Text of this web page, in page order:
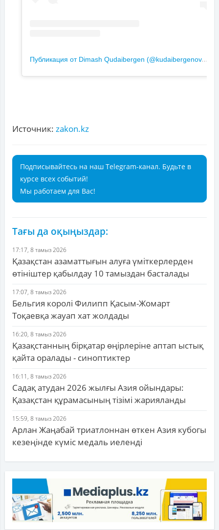
П
убликация от Dimash Qudaibergen (@kudaibergenov.dimash)
Источник: zakon.kz
Подписывайтесь на наш Telegram-канал. Будьте в
курсе всех событий!
Мы работаем для Вас!
Тағы да оқыңыздар:
17:17, 8 тамыз 2026
Қазақстан азаматтығын алуға үміткерлерден
өтініштер қабылдау 10 тамыздан басталады
17:07, 8 тамыз 2026
Бельгия королі Филипп Қасым-Жомарт
Тоқаевқа жауап хат жолдады
16:20, 8 тамыз 2026
Қазақстанның бірқатар өңірлеріне аптап ыстық
қайта оралады - синоптиктер
16:11, 8 тамыз 2026
Садақ атудан 2026 жылғы Азия ойындары:
Қазақстан құрамасының тізімі жарияланды
15:59, 8 тамыз 2026
Арлан Жаңабай триатлоннан өткен Азия кубогы
кезеңінде күміс медаль иеленді